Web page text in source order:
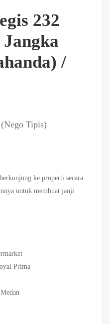
232
/
Tipis)
ke properti secara
untuk membuat janji
Prima